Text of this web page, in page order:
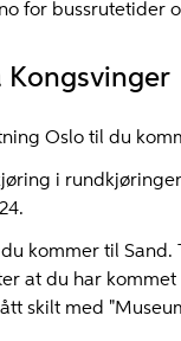
for bussrutetider
Kongsvinger
Oslo til du
i
kommer til Sand.
at du har
skilt med